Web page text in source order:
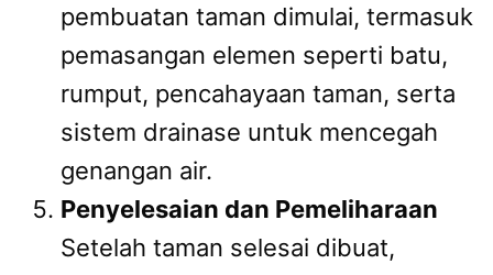
pembuatan taman dimulai, termasuk
pemasangan elemen seperti batu,
rumput, pencahayaan taman, serta
sistem drainase untuk mencegah
genangan air.
Penyelesaian dan Pemeliharaan
Setelah taman selesai dibuat,